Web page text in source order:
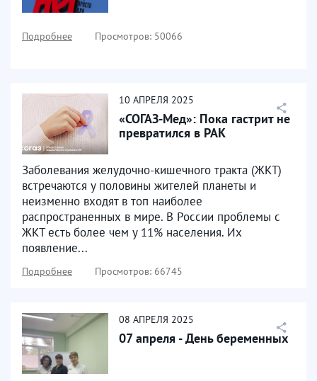
Подробнее Просмотров: 50066
10 АПРЕЛЯ 2025
«СОГАЗ-Мед»: Пока гастрит не
превратился в РАК
Заболевания желудочно-кишечного тракта (ЖКТ)
встречаются у половины жителей планеты и
неизменно входят в топ наиболее
распространенных в мире. В России проблемы с
ЖКТ есть более чем у 11% населения. Их
появление...
Подробнее Просмотров: 66745
08 АПРЕЛЯ 2025
07 апреля - День беременных